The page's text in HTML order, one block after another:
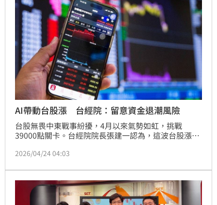
稀缺資源再分配的轉型亮點。（陳韋帆）
AI帶動台股漲 台經院：留意資金退潮風險
台股無畏中東戰事紛擾，4月以來氣勢如虹，挑戰
39000點關卡。台經院院長張建一認為，這波台股漲勢
的期待，但AI確實前景可期，「AI不會泡沫」。
2026/04/24 04:03